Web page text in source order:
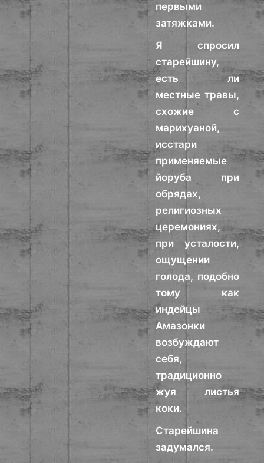
первыми
затяжками.
Я спросил
старейшину,
есть ли
местные травы,
схожие с
марихуаной,
исстари
применяемые
йоруба при
обрядах,
религиозных
церемониях,
при усталости,
ощущении
голода, подобно
тому как
индейцы
Амазонки
возбуждают
себя,
традиционно
жуя листья
коки.
Старейшина
задумался.